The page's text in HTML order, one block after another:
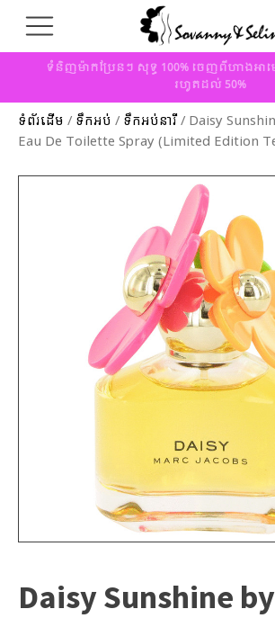
ទំនិញម៉ាកប្រែនៗ សុទ្ធ 100% ចេញពីហាងអាម
រហូតដល់ 50%
ទំព័រដើម / ទឹកអប់ / ទឹកអប់នារី/ Daisy
Eau De Toilette Spray (Limited Edition
Daisy Sunshine